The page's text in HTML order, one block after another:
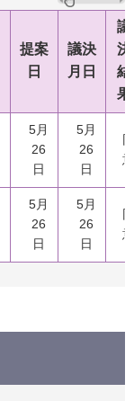
提案
日
議決
月日
議
決
結
果
5月
26
日
5月
26
日
同
意
5月
26
日
5月
26
日
同
意